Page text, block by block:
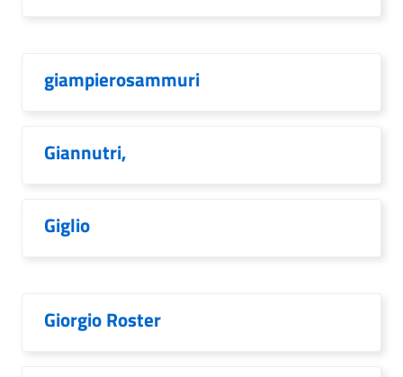
giampierosammuri
Giannutri,
Giglio
Giorgio Roster